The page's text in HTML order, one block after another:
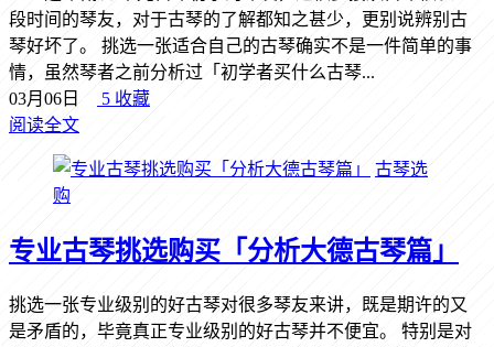
段时间的琴友，对于古琴的了解都知之甚少，更别说辨别古
琴好坏了。 挑选一张适合自己的古琴确实不是一件简单的事
情，虽然琴者之前分析过「初学者买什么古琴...
03月06日
5 收藏
阅读全文
古琴选
购
专业古琴挑选购买「分析大德古琴篇」
挑选一张专业级别的好古琴对很多琴友来讲，既是期许的又
是矛盾的，毕竟真正专业级别的好古琴并不便宜。 特别是对